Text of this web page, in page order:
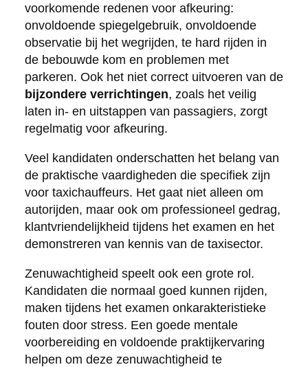
voorkomende redenen voor afkeuring:
onvoldoende spiegelgebruik, onvoldoende
observatie bij het wegrijden, te hard rijden in
de bebouwde kom en problemen met
parkeren. Ook het niet correct uitvoeren van de
bijzondere verrichtingen, zoals het veilig
laten in- en uitstappen van passagiers, zorgt
regelmatig voor afkeuring.
Veel kandidaten onderschatten het belang van
de praktische vaardigheden die specifiek zijn
voor taxichauffeurs. Het gaat niet alleen om
autorijden, maar ook om professioneel gedrag,
klantvriendelijkheid tijdens het examen en het
demonstreren van kennis van de taxisector.
Zenuwachtigheid speelt ook een grote rol.
Kandidaten die normaal goed kunnen rijden,
maken tijdens het examen onkarakteristieke
fouten door stress. Een goede mentale
voorbereiding en voldoende praktijkervaring
helpen om deze zenuwachtigheid te